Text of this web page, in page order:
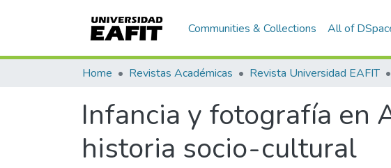
Communities & Collections All of
Home Revistas Académicas Revista Universidad EAFIT
Infancia y fotografía en
historia socio-cultural